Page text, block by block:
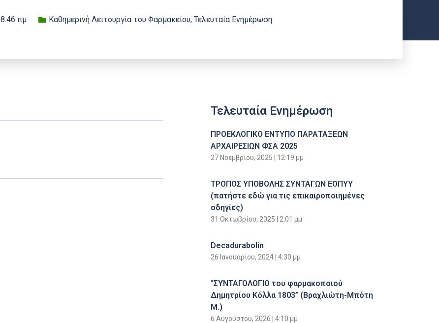
8:46 πμ Καθημερινή Λειτουργία του Φαρμακείου, Τελευταία Ενημέρωση
Τελευταία Ενημέρωση
ΠΡΟΕΚΛΟΓΙΚΟ ΕΝΤΥΠΟ ΠΑΡΑΤΑΞΕΩΝ
ΑΡΧΑΙΡΕΣΙΩΝ ΦΣΑ 2025
27 Νοεμβρίου, 2025 12:19 μμ
ΤΡΟΠΟΣ ΥΠΟΒΟΛΗΣ ΣΥΝΤΑΓΩΝ ΕΟΠΥΥ
(πατήστε εδώ για τις επικαιροποιημένες
οδηγίες)
31 Οκτωβρίου, 2025 2:01 μμ
Decadurabolin
26 Ιανουαρίου, 2024 4:30 μμ
“ΣΥΝΤΑΓΟΛΟΓΙΟ του φαρμακοποιού
Δημητρίου Κόλλα 1803” (Βραχλιώτη-Μπότη
Μ.)
6 Αυγούστου, 2026 4:10 μμ